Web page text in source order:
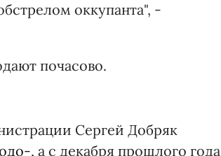
оккупанта", -
почасово.
Сергей Добряк
, а с декабря прошлого года